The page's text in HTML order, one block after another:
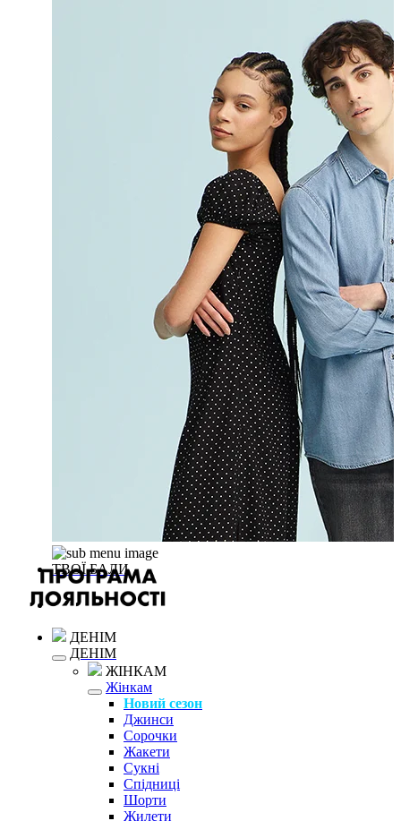
ТВОЇ БАЛИ
ДЕНІМ
ДЕНІМ
ЖІНКАМ
Жінкам
Новий сезон
Джинси
Сорочки
Жакети
Сукні
Спідниці
Шорти
Жилети